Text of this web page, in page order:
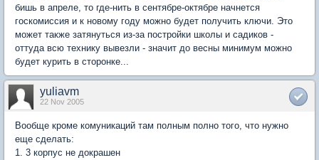
бишь в апреле, то где-нить в сентябре-октябре начнется
госкомиссия и к новому году можно будет получить ключи. Это
может также затянуться из-за постройки школы и садиков -
оттуда всю технику вывезли - значит до весны минимум можно
будет курить в сторонке...
yuliavm
22 Nov 2005
Вообще кроме комуникаций там полным полно того, что нужно
еще сделать:
1. 3 корпус не докрашен